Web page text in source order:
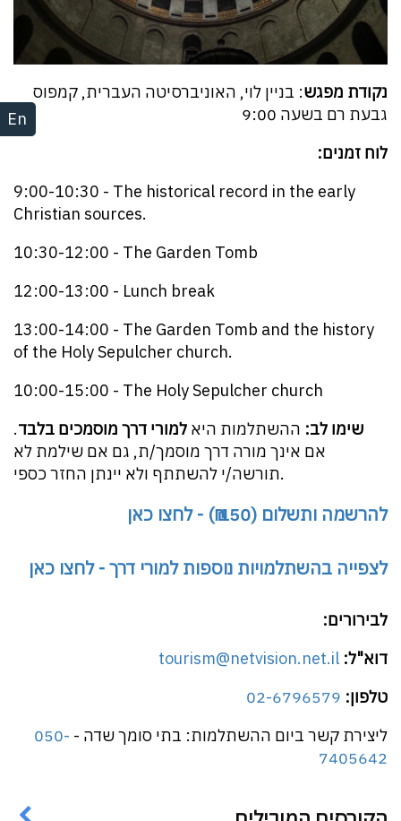
En
נקודת מפגש: בניין לוי, האוניברסיטה העברית, קמפוס
גבעת רם בשעה 9:00
לוח זמנים:
9:00-10:30 - The historical record in the early
Christian sources.
10:30-12:00 - The Garden Tomb
12:00-13:00 - Lunch break
13:00-14:00 - The Garden Tomb and the history
of the Holy Sepulcher church.
10:00-15:00 - The Holy Sepulcher church
שימו לב: ההשתלמות היא למורי דרך מוסמכים בלבד.
אם אינך מורה דרך מוסמך/ת, גם אם שילמת לא
תורשה/י להשתתף ולא יינתן החזר כספי.
להרשמה ותשלום (150 ₪) - לחצו כאן
לצפייה בהשתלמויות נוספות למורי דרך - לחצו כאן
לבירורים:
דוא"ל: tourism@netvision.net.il
טלפון: 02-6796579
ליצירת קשר ביום ההשתלמות: בתי סומך שדה - 050-
7405642